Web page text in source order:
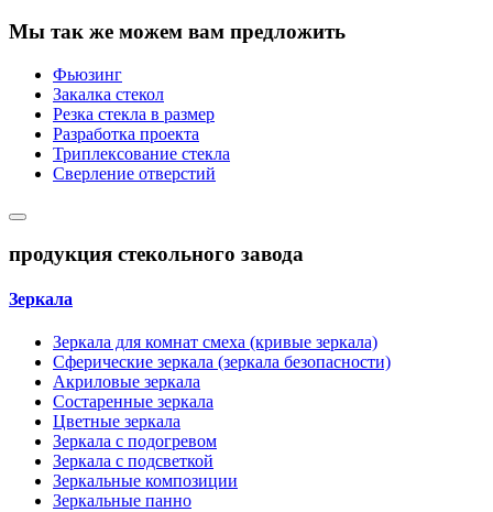
Мы так же можем вам предложить
Фьюзинг
Закалка стекол
Резка стекла в размер
Разработка проекта
Триплексование стекла
Сверление отверстий
продукция стекольного завода
Зеркала
Зеркала для комнат смеха (кривые зеркала)
Сферические зеркала (зеркала безопасности)
Акриловые зеркала
Состаренные зеркала
Цветные зеркала
Зеркала с подогревом
Зеркала с подсветкой
Зеркальные композиции
Зеркальные панно